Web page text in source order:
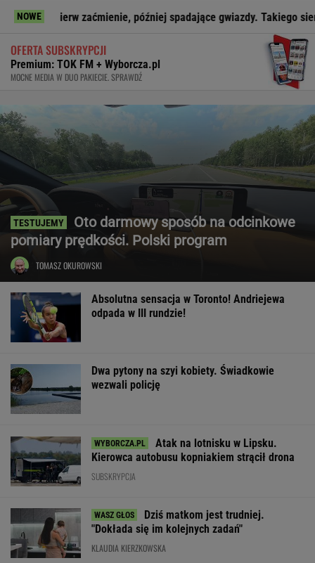
NOWE
zaćmienie, później spadające gwiazdy. Takiego sierpnia nie
OFERTA SUBSKRYPCJI
Premium: TOK FM + Wyborcza.pl
MOCNE MEDIA W DUO PAKIECIE. SPRAWDŹ
Oto darmowy sposób na odcinkowe
pomiary prędkości. Polski program
TOMASZ OKUROWSKI
Absolutna sensacja w Toronto! Andriejewa
odpada w III rundzie!
Dwa pytony na szyi kobiety. Świadkowie
wezwali policję
Atak na lotnisku w Lipsku.
Kierowca autobusu kopniakiem strącił drona
SUBSKRYPCJA
Dziś matkom jest trudniej.
"Dokłada się im kolejnych zadań"
KLAUDIA KIERZKOWSKA